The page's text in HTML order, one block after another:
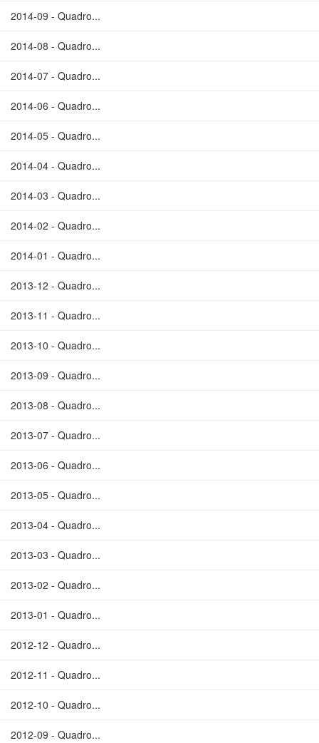
2014-09 - Quadro...
2014-08 - Quadro...
2014-07 - Quadro...
2014-06 - Quadro...
2014-05 - Quadro...
2014-04 - Quadro...
2014-03 - Quadro...
2014-02 - Quadro...
2014-01 - Quadro...
2013-12 - Quadro...
2013-11 - Quadro...
2013-10 - Quadro...
2013-09 - Quadro...
2013-08 - Quadro...
2013-07 - Quadro...
2013-06 - Quadro...
2013-05 - Quadro...
2013-04 - Quadro...
2013-03 - Quadro...
2013-02 - Quadro...
2013-01 - Quadro...
2012-12 - Quadro...
2012-11 - Quadro...
2012-10 - Quadro...
2012-09 - Quadro...